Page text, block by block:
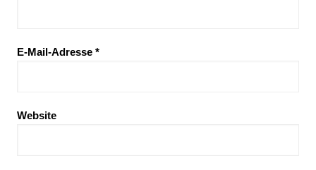
E-Mail-Adresse *
Website